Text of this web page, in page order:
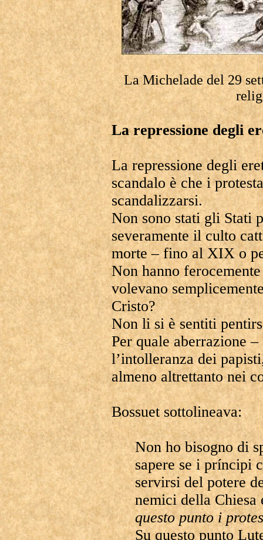
La Michelade del 29
La repressione degli
La repressione degli
scandalo è che i
scandalizzarsi.
Non sono stati gli Stati
severamente il culto
morte – fino al XIX o
Non hanno
volevano
Cristo?
Non li si è sentiti
Per quale aberrazione
l’intolleranza dei
almeno altrettanto nei
Bossuet sottolineava:
Non ho bisogno di
sapere se i príncipi
servirsi del potere
nemici della
questo punto i
Su questo punto